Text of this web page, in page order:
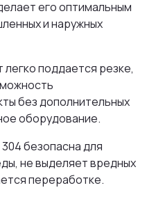
его оптимальным
и наружных
поддается резке,
без дополнительных
оборудование.
безопасна для
не выделяет вредных
переработке.